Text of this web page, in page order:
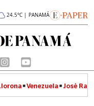
24.5°C | PANAMÁ
Venezuela José